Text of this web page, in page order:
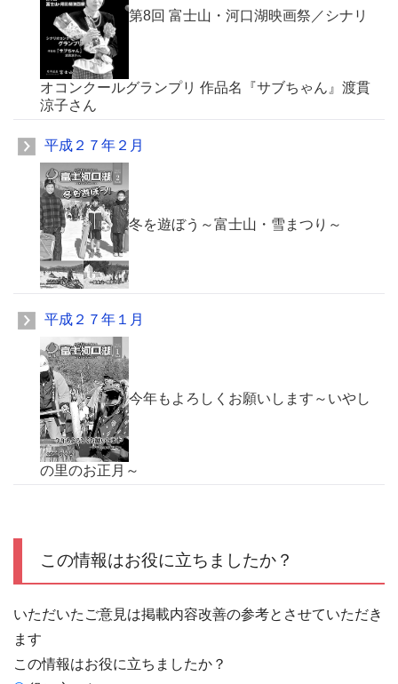
第8回 富士山・河口湖映画祭／シナリ
オコンクールグランプリ 作品名『サブちゃん』渡貫
涼子さん
平成２７年２月
冬を遊ぼう～富士山・雪まつり～
平成２７年１月
今年もよろしくお願いします～いやし
の里のお正月～
この情報はお役に立ちましたか？
いただいたご意見は掲載内容改善の参考とさせていただき
ます
この情報はお役に立ちましたか？